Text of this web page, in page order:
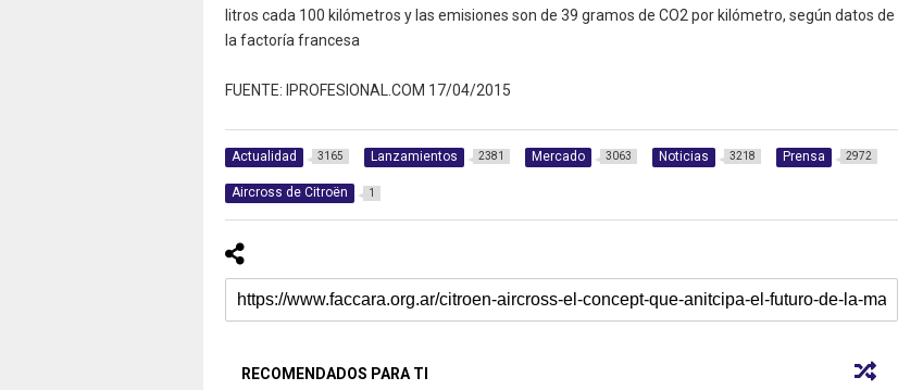
litros cada 100 kilómetros y las emisiones son de 39 gramos de CO2 por kilómetro, según datos de
la factoría francesa
FUENTE: IPROFESIONAL.COM 17/04/2015
Actualidad 3165 Lanzamientos 2381 Mercado 3063 Noticias 3218 Prensa 2972
Aircross de Citroën 1
RECOMENDADOS PARA TI